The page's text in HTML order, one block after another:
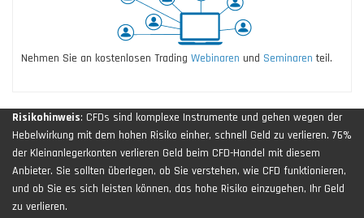
Nehmen Sie an kostenlosen Trading Webinaren und Seminaren teil.
Risikohinweis: CFDs sind komplexe Instrumente und gehen wegen der
Hebelwirkung mit dem hohen Risiko einher, schnell Geld zu verlieren. 76%
der Kleinanlegerkonten verlieren Geld beim CFD-Handel mit diesem
Anbieter. Sie sollten überlegen, ob Sie verstehen, wie CFD funktionieren,
und ob Sie es sich leisten können, das hohe Risiko einzugehen, Ihr Geld
zu verlieren.